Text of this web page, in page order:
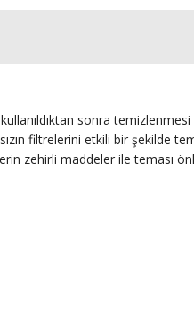
sonra temizlenmesi
filtrelerini etkili bir şekilde
zehirli maddeler ile teması